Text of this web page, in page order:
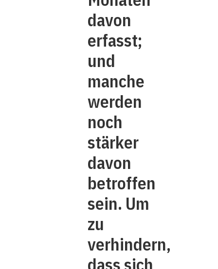
davon
erfasst;
und
manche
werden
noch
stärker
davon
betroffen
sein. Um
zu
verhindern,